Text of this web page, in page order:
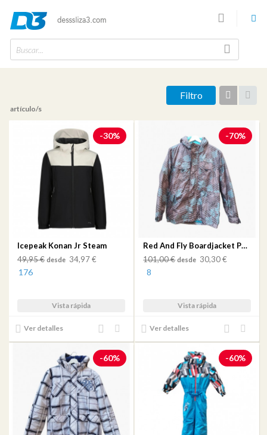
Buscar...
Filtro
Vista
artículos
artículo/s
-30%
Icepeak Konan Jr Steam
49,95 € desde 34,97 €
176
Vista rápida
Ver detalles
Añadir
lista
de
Añadir
al
comparador
-70%
Red And Fly Boardjacket Purple
101,00 € desde 30,30 €
8
Vista rápida
Ver detalles
Añadir
lista
de
Añadir
al
comparador
-60%
-60%